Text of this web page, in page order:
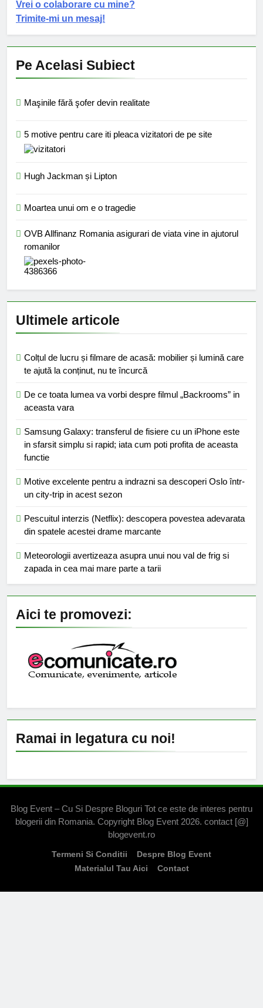
Vrei o colaborare cu mine?
Trimite-mi un mesaj!
Pe Acelasi Subiect
Maşinile fără şofer devin realitate
5 motive pentru care iti pleaca vizitatori de pe site
Hugh Jackman și Lipton
Moartea unui om e o tragedie
OVB Allfinanz Romania asigurari de viata vine in ajutorul
romanilor
Ultimele articole
Colțul de lucru și filmare de acasă: mobilier și lumină care
te ajută la conținut, nu te încurcă
De ce toata lumea va vorbi despre filmul „Backrooms” in
aceasta vara
Samsung Galaxy: transferul de fisiere cu un iPhone este
in sfarsit simplu si rapid; iata cum poti profita de aceasta
functie
Motive excelente pentru a indrazni sa descoperi Oslo într-
un city-trip in acest sezon
Pescuitul interzis (Netflix): descopera povestea adevarata
din spatele acestei drame marcante
Meteorologii avertizeaza asupra unui nou val de frig si
zapada in cea mai mare parte a tarii
Aici te promovezi:
Ramai in legatura cu noi!
Blog Event – Cu Si Despre Bloguri Tot ce este de interes pentru
blogerii din Romania. Copyright Blog Event 2026. contact [@]
blogevent.ro
Termeni Si Conditii
Despre Blog Event
Materialul Tau Aici
Contact